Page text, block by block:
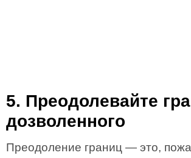
5. Преодолевайте
дозволенного
Преодоление границ — это,